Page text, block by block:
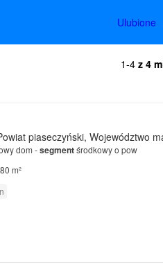
Ulubione
1-4 z 4
piaseczyński, Województwo
dom -segmentśrodkowy o pow
m²